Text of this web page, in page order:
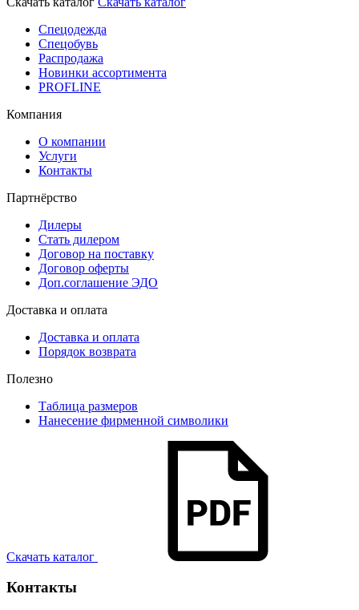
Спецодежда
Спецобувь
Распродажа
Новинки ассортимента
PROFLINE
Компания
О компании
Услуги
Контакты
Партнёрство
Дилеры
Стать дилером
Договор на поставку
Договор оферты
Доп.соглашение ЭДО
Доставка и оплата
Доставка и оплата
Порядок возврата
Полезно
Таблица размеров
Нанесение фирменной символики
Скачать каталог
Контакты